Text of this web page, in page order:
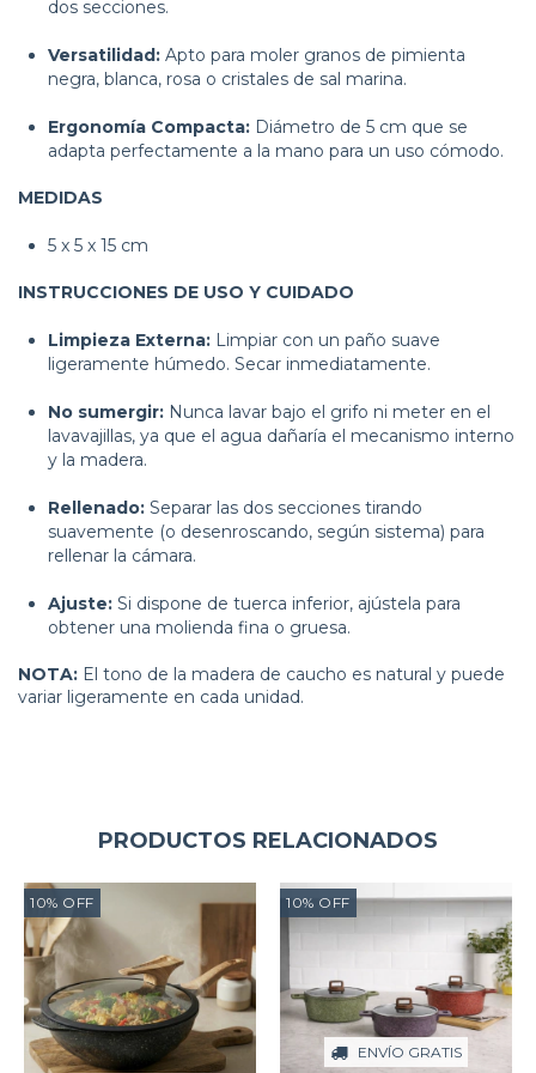
dos secciones.
Versatilidad: Apto para moler granos de pimienta
negra, blanca, rosa o cristales de sal marina.
Ergonomía Compacta: Diámetro de 5 cm que se
adapta perfectamente a la mano para un uso cómodo.
MEDIDAS
5 x 5 x 15 cm
INSTRUCCIONES DE USO Y CUIDADO
Limpieza Externa: Limpiar con un paño suave
ligeramente húmedo. Secar inmediatamente.
No sumergir: Nunca lavar bajo el grifo ni meter en el
lavavajillas, ya que el agua dañaría el mecanismo interno
y la madera.
Rellenado: Separar las dos secciones tirando
suavemente (o desenroscando, según sistema) para
rellenar la cámara.
Ajuste: Si dispone de tuerca inferior, ajústela para
obtener una molienda fina o gruesa.
NOTA: El tono de la madera de caucho es natural y puede
variar ligeramente en cada unidad.
PRODUCTOS RELACIONADOS
10% OFF 10% OFF
ENVÍO GRATIS